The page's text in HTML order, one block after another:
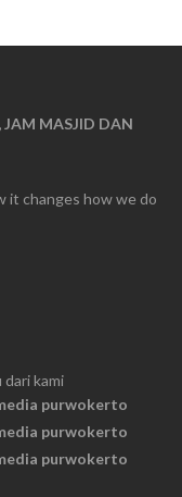
it changes how we do
kami